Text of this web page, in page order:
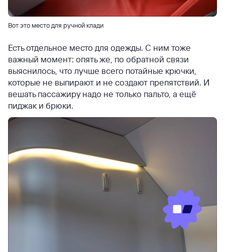
Вот это место для ручной клади
Есть отдельное место для одежды. С ним тоже
важный момент: опять же, по обратной связи
выяснилось, что лучше всего потайные крючки,
которые не выпирают и не создают препятствий. И
вешать пассажиру надо не только пальто, а ещё
пиджак и брюки.